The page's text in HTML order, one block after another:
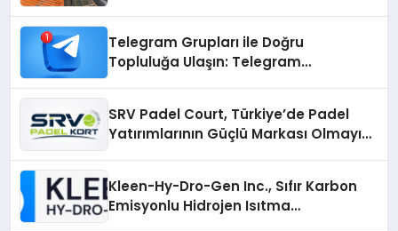
Telegram Grupları ile Doğru
Topluluğa Ulaşın: Telegram
SRV Padel Court, Türkiye’de Padel
Yatırımlarının Güçlü Markası Olmayı
Kleen-Hy-Dro-Gen Inc., Sıfır Karbon
Emisyonlu Hidrojen Isıtma